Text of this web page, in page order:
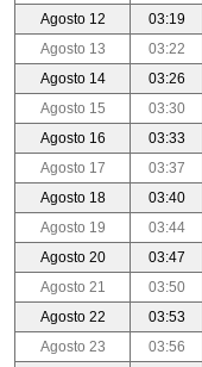
Agosto 12
03:19
Agosto 13
03:22
Agosto 14
03:26
Agosto 15
03:30
Agosto 16
03:33
Agosto 17
03:37
Agosto 18
03:40
Agosto 19
03:44
Agosto 20
03:47
Agosto 21
03:50
Agosto 22
03:53
Agosto 23
03:56